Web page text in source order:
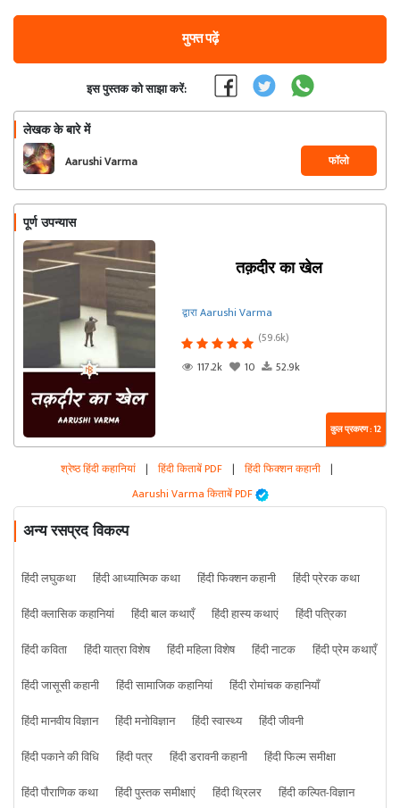
मुफ्त पढ़ें
इस पुस्तक को साझा करें:
लेखक के बारे में
Aarushi Varma फॉलो
पूर्ण उपन्यास
तक़दीर का खेल
द्वारा Aarushi Varma
(59.6k)
117.2k
10 52.9k
कुल प्रकरण : 12
श्रेष्ठ हिंदी कहानियां | हिंदी किताबें PDF | हिंदी फिक्शन कहानी |
Aarushi Varma किताबें PDF
अन्य रसप्रद विकल्प
हिंदी लघुकथा हिंदी आध्यात्मिक कथा हिंदी फिक्शन कहानी
हिंदी प्रेरक कथा
हिंदी क्लासिक कहानियां
हिंदी बाल कथाएँ हिंदी हास्य कथाएं
हिंदी पत्रिका
हिंदी कविता
हिंदी यात्रा विशेष हिंदी महिला विशेष हिंदी नाटक
हिंदी प्रेम कथाएँ
हिंदी जासूसी कहानी
हिंदी सामाजिक कहानियां
हिंदी रोमांचक कहानियाँ
हिंदी मानवीय विज्ञान
हिंदी मनोविज्ञान हिंदी स्वास्थ्य
हिंदी जीवनी
हिंदी पकाने की विधि
हिंदी पत्र हिंदी डरावनी कहानी
हिंदी फिल्म समीक्षा
हिंदी पौराणिक कथा
हिंदी पुस्तक समीक्षाएं हिंदी थ्रिलर हिंदी कल्पित-विज्ञान